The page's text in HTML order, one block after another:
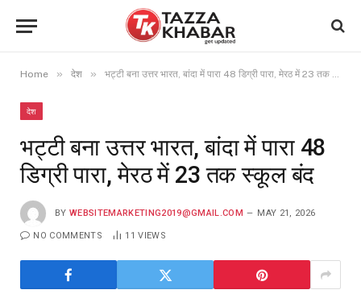
Home » देश » भट्टी बना उत्तर भारत, बांदा में पारा 48 डिग्री पारा, मेरठ में 23 तक स्कूल बंद
देश
भट्टी बना उत्तर भारत, बांदा में पारा 48
डिग्री पारा, मेरठ में 23 तक स्कूल बंद
BY WEBSITEMARKETING2019@GMAIL.COM MAY 21, 2026
NO COMMENTS 11VIEWS